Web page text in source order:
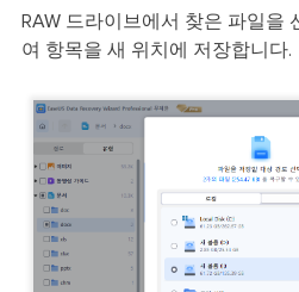
RAW 드라이브에서 찾은 파일을
여 항목을 새 위치에 저장합니다.